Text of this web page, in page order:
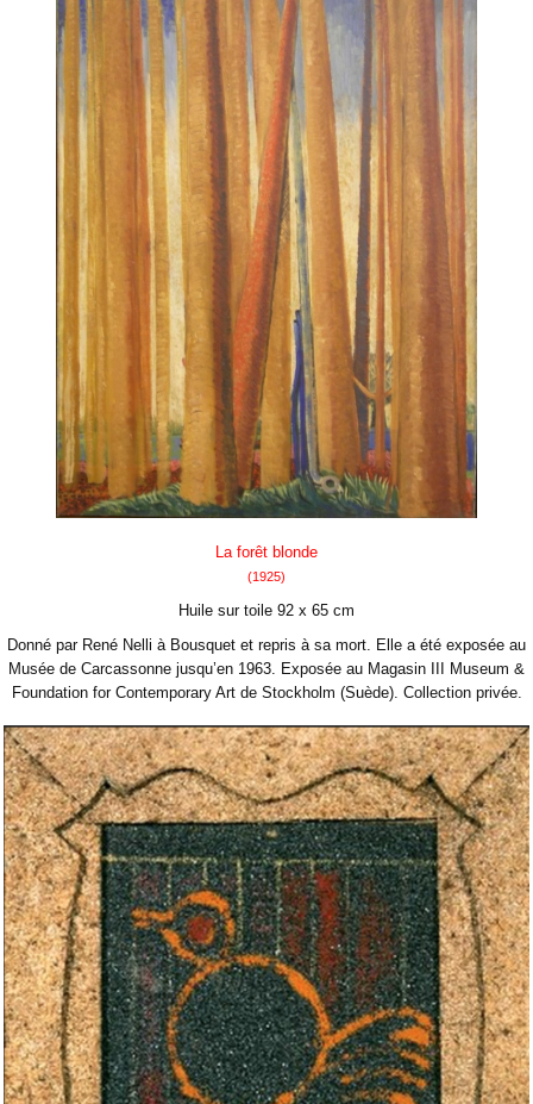
La forêt blonde
(1925)
Huile sur toile 92 x 65 cm
Donné par René Nelli à Bousquet et repris à sa mort. Elle a été exposée au
Musée de Carcassonne jusqu’en 1963. Exposée au Magasin III Museum &
Foundation for Contemporary Art de Stockholm (Suède). Collection privée.